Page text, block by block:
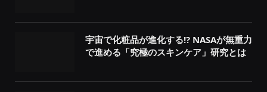
宇宙で化粧品が進化する!? NASAが無重力
で進める「究極のスキンケア」研究とは